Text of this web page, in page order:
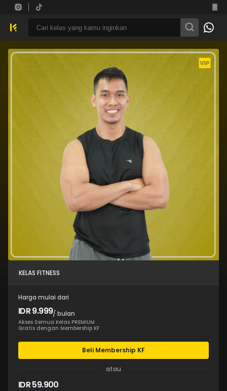
KELAS FITNESS
Harga mulai dari
IDR 9.999/ bulan
Akses Semua Kelas PREMIUM
Gratis dengan Membership KF
Beli Membership KF
atau
IDR 59.900